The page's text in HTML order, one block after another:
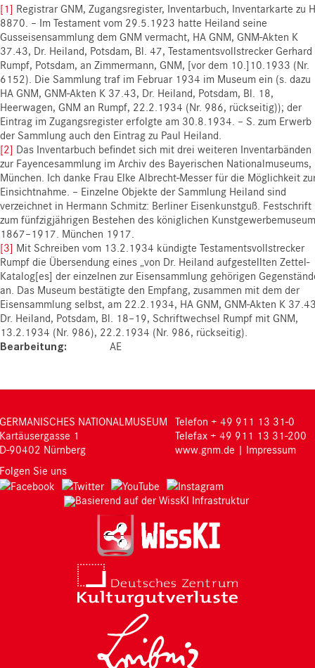
[1] Registrar GNM, Zugangsregister, Inventarbuch, Inventarkarte zu
8870. – Im Testament vom 29.5.1923 hatte Heiland seine
Gusseisensammlung dem GNM vermacht, HA GNM, GNM-Akten K
37.43, Dr. Heiland, Potsdam, Bl. 47, Testamentsvollstrecker Gerhard
Rumpf, Potsdam, an Zimmermann, GNM, [vor dem 10.]10.1933 (Nr.
6152). Die Sammlung traf im Februar 1934 im Museum ein (s. dazu
HA GNM, GNM-Akten K 37.43, Dr. Heiland, Potsdam, Bl. 18,
Heerwagen, GNM an Rumpf, 22.2.1934 (Nr. 986, rückseitig)); der
Eintrag im Zugangsregister erfolgte am 30.8.1934. – S. zum Erwerb
der Sammlung auch den Eintrag zu Paul Heiland.
[2] Das Inventarbuch befindet sich mit drei weiteren Inventarbänden
zur Fayencesammlung im Archiv des Bayerischen Nationalmuseums,
München. Ich danke Frau Elke Albrecht-Messer für die Möglichkeit
Einsichtnahme. – Einzelne Objekte der Sammlung Heiland sind
verzeichnet in Hermann Schmitz: Berliner Eisenkunstguß. Festschrift
zum fünfzigjährigen Bestehen des königlichen
1867–1917. München 1917.
[3] Mit Schreiben vom 13.2.1934 kündigte Testamentsvollstrecker
Rumpf die Übersendung eines „von Dr. Heiland aufgestellten Zettel-
Katalog[es] der einzelnen zur Eisensammlung gehörigen
an. Das Museum bestätigte den Empfang, zusammen mit dem der
Eisensammlung selbst, am 22.2.1934, HA GNM, GNM-Akten K
Dr. Heiland, Potsdam, Bl. 18–19, Schriftwechsel Rumpf mit GNM,
13.2.1934 (Nr. 986), 22.2.1934 (Nr. 986, rückseitig).
Bearbeitung AE
GERMANISCHES NATIONALMUSEUM
Kartäusergasse 1
D-90402 Nürnberg
Telefon + 49 911 13 31-0
Telefax + 49 911 13 31-200
www.gnm.de | Impressum
Folgen Sie uns
Basierend auf der WissKI Infrastruktur